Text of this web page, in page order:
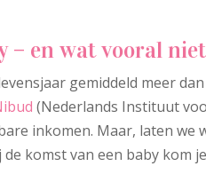
– en wat vooral
gemiddeld meer
(Nederlands Instituut
inkomen. Maar, laten
komst van een baby kom